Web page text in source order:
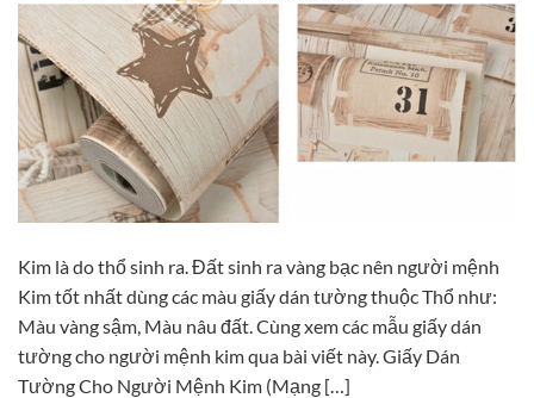
Kim là do thổ sinh ra. Đất sinh ra vàng bạc nên người mệnh
Kim tốt nhất dùng các màu giấy dán tường thuộc Thổ như:
Màu vàng sậm, Màu nâu đất. Cùng xem các mẫu giấy dán
tường cho người mệnh kim qua bài viết này. Giấy Dán
Tường Cho Người Mệnh Kim (Mạng […]